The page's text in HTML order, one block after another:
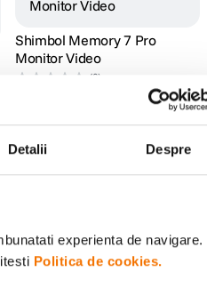
Detalii Despre
experienta de navigare.
Politica de cookies.
Shimbol Memory 7 Pro
Monitor Video
(0)
produsele